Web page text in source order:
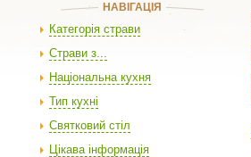
НАВІГАЦІЯ
Категорія страви
Страви з...
Національна кухня
Тип кухні
Святковий стіл
Цікава інформація